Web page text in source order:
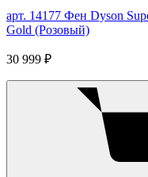
арт. 14177 Фен Dyson
Gold (Розовый)
30 999 ₽